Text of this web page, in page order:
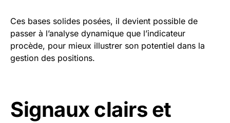
Ces bases solides posées, il devient possible de
passer à l’analyse dynamique que l’indicateur
procède, pour mieux illustrer son potentiel dans la
gestion des positions.
Signaux clairs et